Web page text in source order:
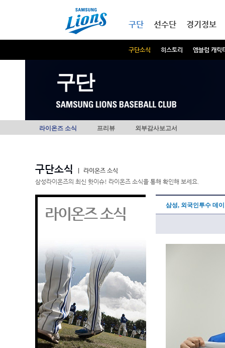
구단
구단소식 히스토리 엠블럼 캐릭
선수단 경기정보
구단
라이온즈 소식 프리뷰 외부감사보고서
구단소식
라이온즈 소식
삼성라이온즈의 최신 핫이슈! 라이온즈 소식을 통해 확인해 보세요.
라이온즈 소식 삼성, 외국인투수 데